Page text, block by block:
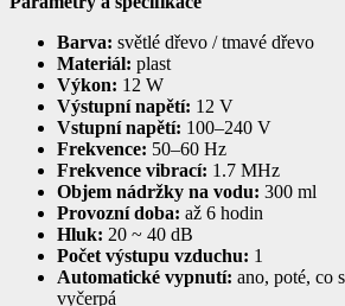
Barva: světlé dřevo / tmavé dřevo
Materiál: plast
Výkon: 12 W
Výstupní napětí: 12 V
Vstupní napětí: 100–240 V
Frekvence: 50–60 Hz
Frekvence vibrací: 1.7 MHz
Objem nádržky na vodu: 300 ml
Provozní doba: až 6 hodin
Hluk: 20 ~ 40 dB
Počet výstupu vzduchu: 1
Automatické vypnutí: ano, poté, co
vyčerpá